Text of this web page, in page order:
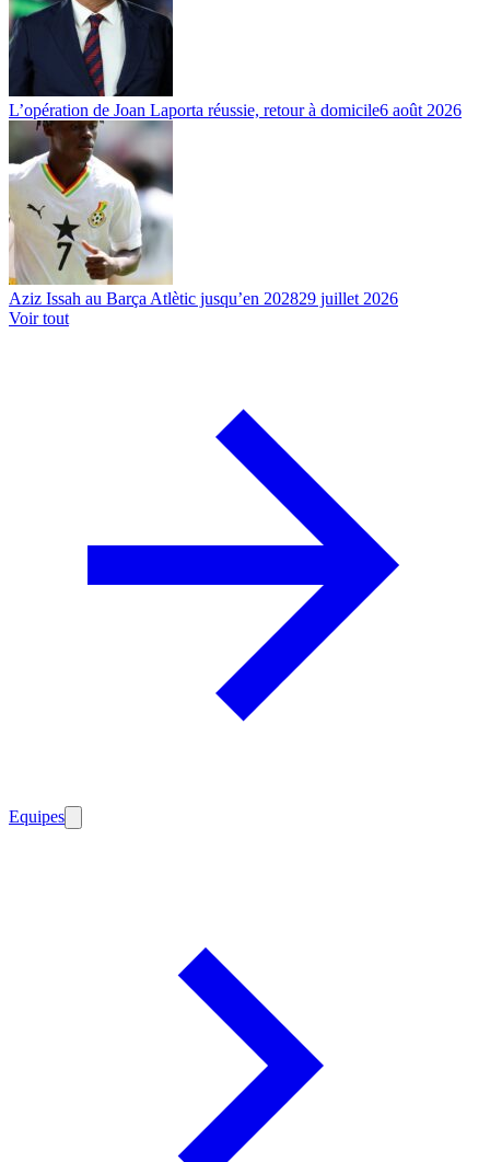
L’opération de Joan Laporta réussie, retour à domicile6 août 2026
Aziz Issah au Barça Atlètic jusqu’en 202829 juillet 2026
Voir tout
Equipes